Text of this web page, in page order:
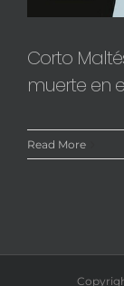
Corto
muerte en
Read More